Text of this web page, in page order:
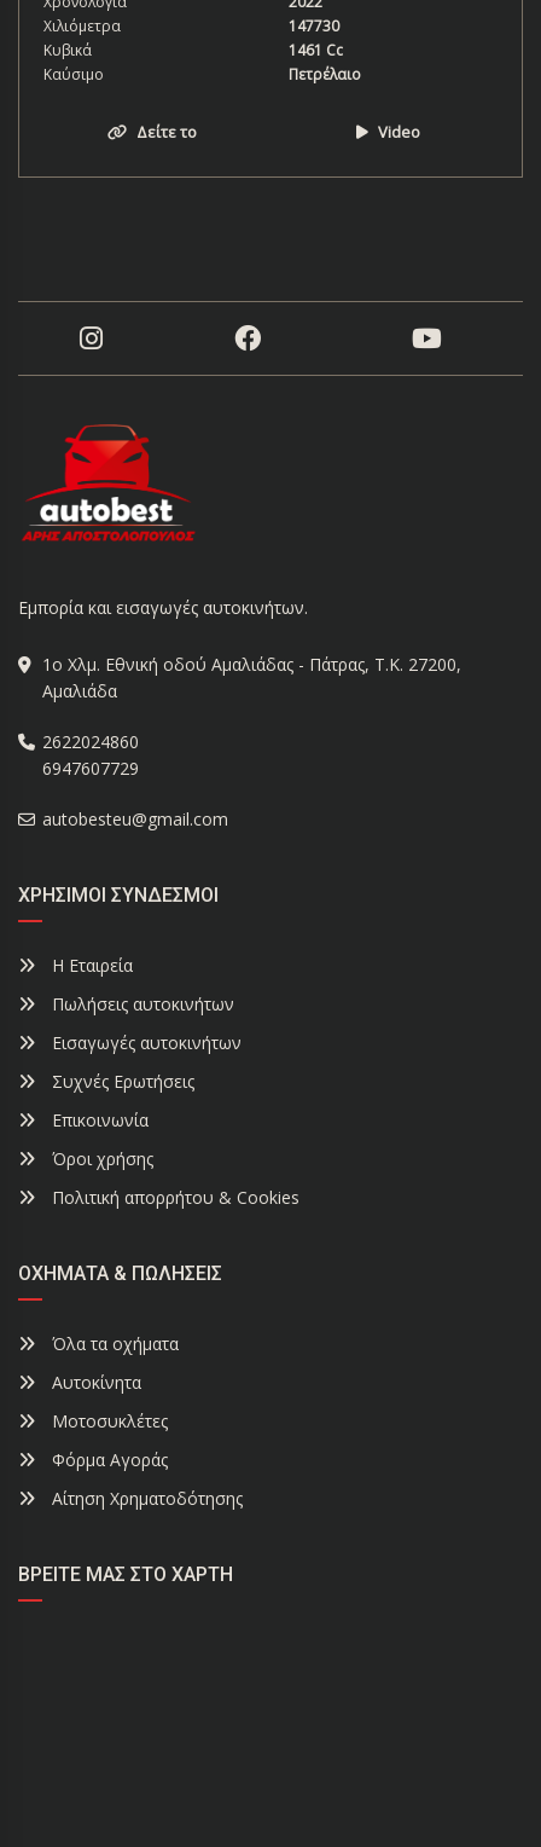
Χιλιόμετρα
147730
Κυβικά
1461 Cc
Καύσιμο
Πετρέλαιο
Δείτε το Video
Εμπορία και εισαγωγές αυτοκινήτων.
1ο Χλμ. Εθνική οδού Αμαλιάδας - Πάτρας, Τ.Κ. 27200,
Αμαλιάδα
2622024860
6947607729
autobesteu@gmail.com
ΧΡΉΣΙΜΟΙ ΣΎΝΔΕΣΜΟΙ
Η Εταιρεία
Πωλήσεις αυτοκινήτων
Εισαγωγές αυτοκινήτων
Συχνές Ερωτήσεις
Επικοινωνία
Όροι χρήσης
Πολιτική απορρήτου & Cookies
ΟΧΉΜΑΤΑ & ΠΩΛΉΣΕΙΣ
Όλα τα οχήματα
Αυτοκίνητα
Μοτοσυκλέτες
Φόρμα Αγοράς
Αίτηση Χρηματοδότησης
ΒΡΕΊΤΕ ΜΑΣ ΣΤΟ ΧΆΡΤΗ